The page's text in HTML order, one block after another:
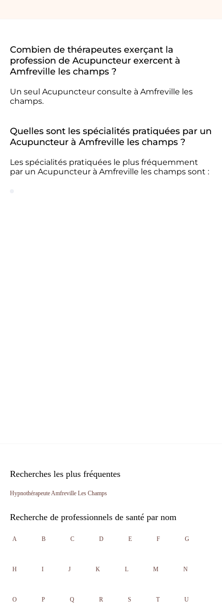
Combien de thérapeutes exerçant la
profession de Acupuncteur exercent à
Amfreville les champs ?
Un seul Acupuncteur consulte à Amfreville les
champs.
Quelles sont les spécialités pratiquées par un
Acupuncteur à Amfreville les champs ?
Les spécialités pratiquées le plus fréquemment
par un Acupuncteur à Amfreville les champs sont :
Recherches les plus fréquentes
Hypnothérapeute Amfreville Les Champs
Recherche de professionnels de santé par nom
A B C D E F G
H I J K L M N
O P Q R S T U